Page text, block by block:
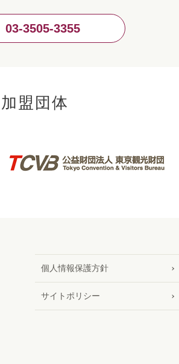
03-3505-3355
加盟団体
個人情報保護方針
サイトポリシー